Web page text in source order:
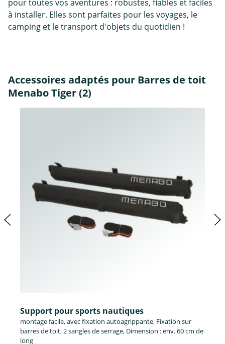
pour toutes vos aventures : robustes, fiables et faciles
à installer. Elles sont parfaites pour les voyages, le
camping et le transport d'objets du quotidien !
Accessoires adaptés pour Barres de toit
Menabo Tiger (2)
Support pour sports nautiques
montage facile, avec fixation autoagrippante, Fixation sur
barres de toit, 2 sangles de serrage, Dimension : env. 60 cm de
long